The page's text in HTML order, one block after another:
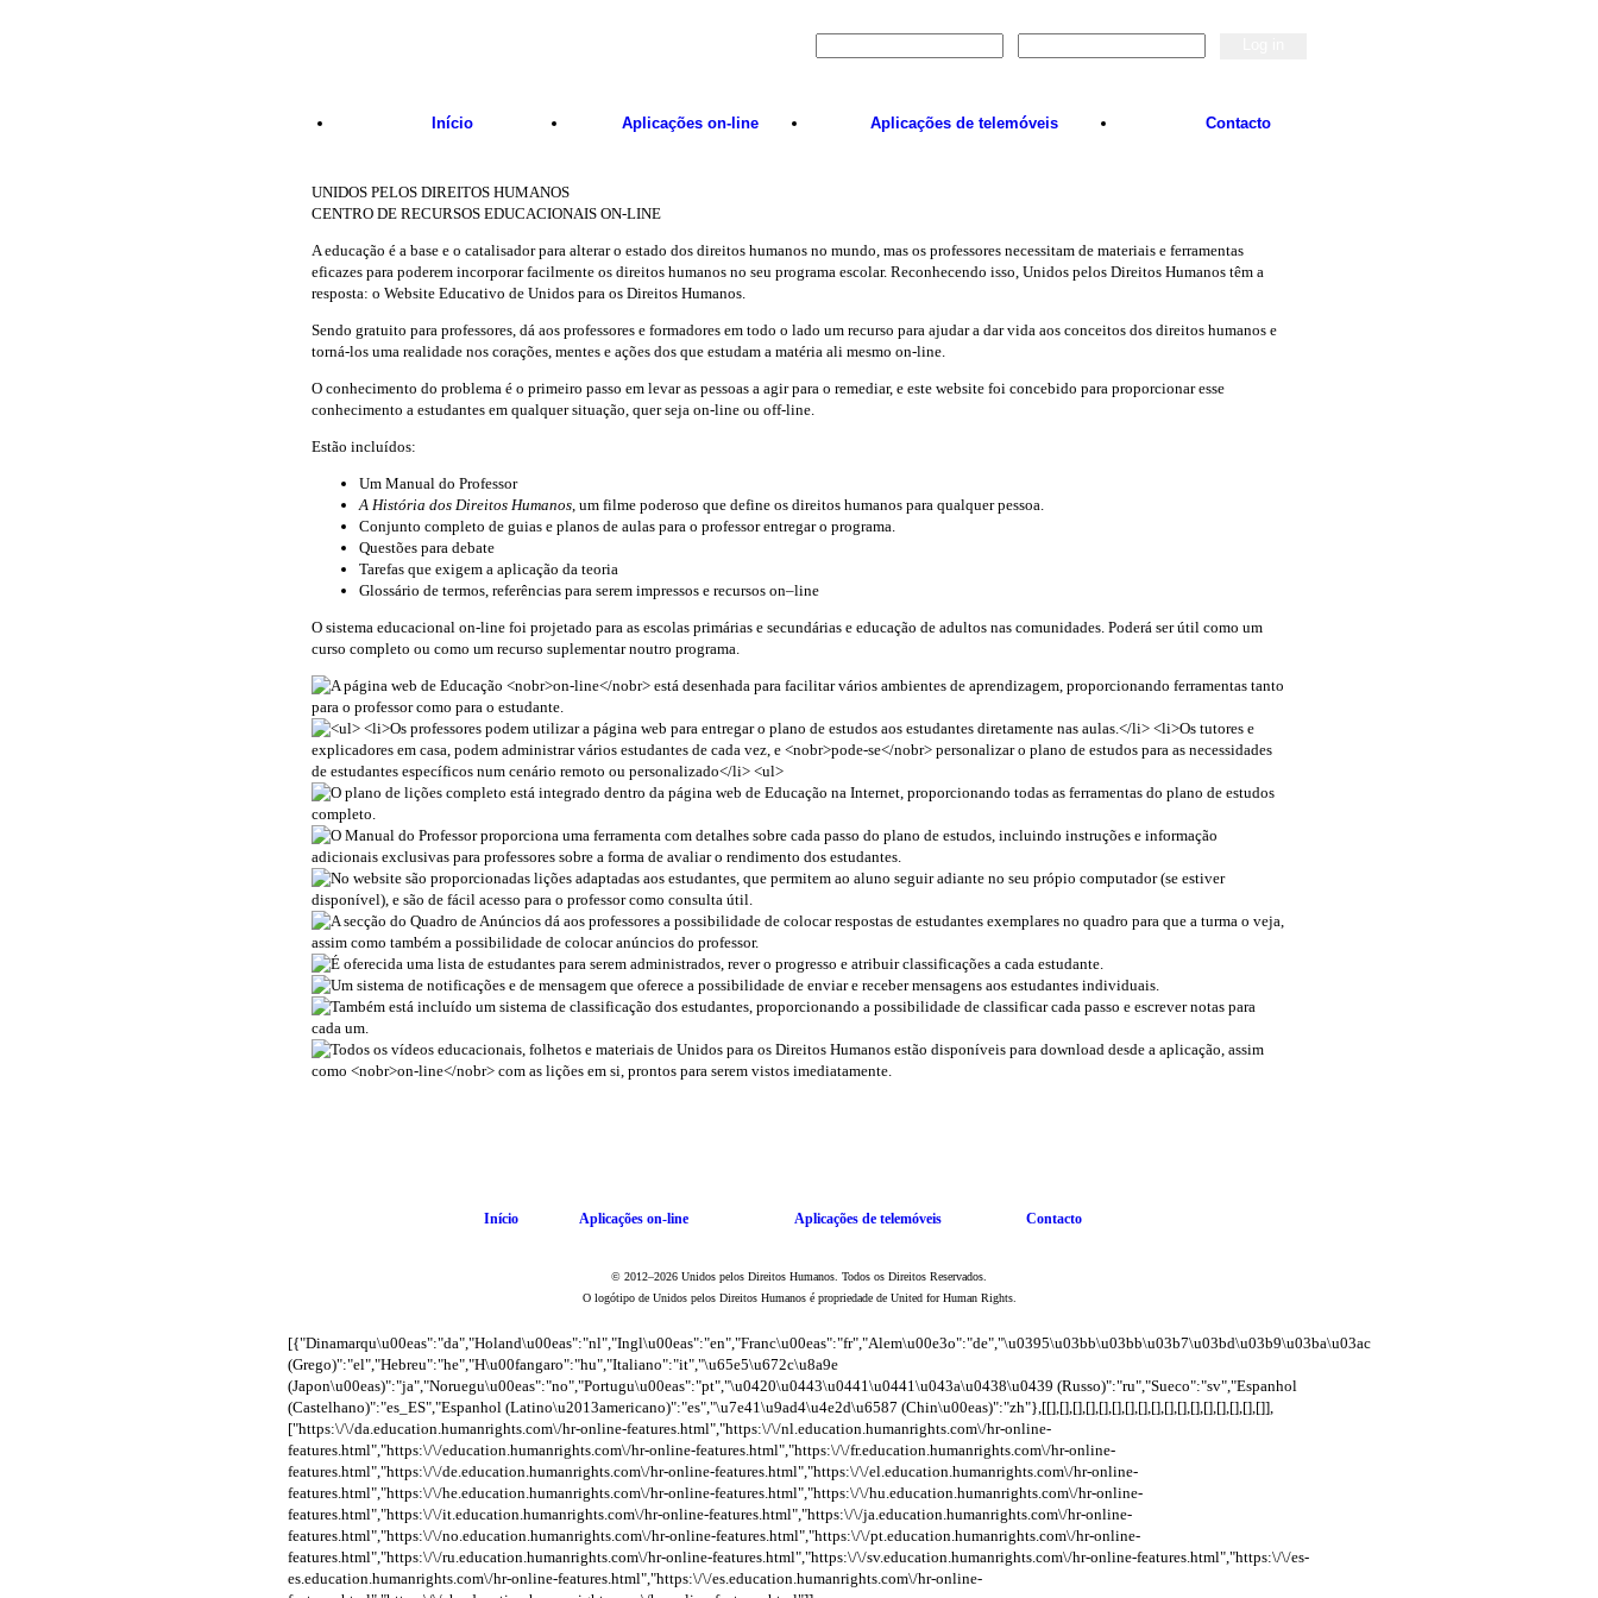
Início Aplicações on-line Aplicações de telemóveis Contacto
UNIDOS PELOS DIREITOS HUMANOS
CENTRO DE RECURSOS EDUCACIONAIS ON-LINE
A educação é a base e o catalisador para alterar o estado dos direitos humanos no mundo, mas os professores necessitam de materiais e ferramentas
eficazes para poderem incorporar facilmente os direitos humanos no seu programa escolar. Reconhecendo isso, Unidos pelos Direitos Humanos têm a
resposta: o Website Educativo de Unidos para os Direitos Humanos.
Sendo gratuito para professores, dá aos professores e formadores em todo o lado um recurso para ajudar a dar vida aos conceitos dos direitos humanos e
torná-los uma realidade nos corações, mentes e ações dos que estudam a matéria ali mesmo on-line.
O conhecimento do problema é o primeiro passo em levar as pessoas a agir para o remediar, e este website foi concebido para proporcionar esse
conhecimento a estudantes em qualquer situação, quer seja on-line ou off-line.
Estão incluídos:
Um Manual do Professor
A História dos Direitos Humanos, um filme poderoso que define os direitos humanos para qualquer pessoa.
Conjunto completo de guias e planos de aulas para o professor entregar o programa.
Questões para debate
Tarefas que exigem a aplicação da teoria
Glossário de termos, referências para serem impressos e recursos on–line
O sistema educacional on-line foi projetado para as escolas primárias e secundárias e educação de adultos nas comunidades. Poderá ser útil como um
curso completo ou como um recurso suplementar noutro programa.
Início Aplicações on-line Aplicações de telemóveis Contacto
© 2012–2026 Unidos pelos Direitos Humanos. Todos os Direitos Reservados.
O logótipo de Unidos pelos Direitos Humanos é propriedade de United for Human Rights.
[{"Dinamarqu\u00eas":"da","Holand\u00eas":"nl","Ingl\u00eas":"en","Franc\u00eas":"fr","Alem\u00e3o":"de","\u0395\u03bb\u03bb\u03b7\u03bd\u03b9\u03ba\u03ac
(Grego)":"el","Hebreu":"he","H\u00fangaro":"hu","Italiano":"it","\u65e5\u672c\u8a9e
(Japon\u00eas)":"ja","Noruegu\u00eas":"no","Portugu\u00eas":"pt","\u0420\u0443\u0441\u0441\u043a\u0438\u0439 (Russo)":"ru","Sueco":"sv","Espanhol
(Castelhano)":"es_ES","Espanhol (Latino\u2013americano)":"es","\u7e41\u9ad4\u4e2d\u6587 (Chin\u00eas)":"zh"},[[],[],[],[],[],[],[],[],[],[],[],[],[],[],[],[],[]],
["https:\/\/da.education.humanrights.com\/hr-online-features.html","https:\/\/nl.education.humanrights.com\/hr-online-
features.html","https:\/\/education.humanrights.com\/hr-online-features.html","https:\/\/fr.education.humanrights.com\/hr-online-
features.html","https:\/\/de.education.humanrights.com\/hr-online-features.html","https:\/\/el.education.humanrights.com\/hr-online-
features.html","https:\/\/he.education.humanrights.com\/hr-online-features.html","https:\/\/hu.education.humanrights.com\/hr-online-
features.html","https:\/\/it.education.humanrights.com\/hr-online-features.html","https:\/\/ja.education.humanrights.com\/hr-online-
features.html","https:\/\/no.education.humanrights.com\/hr-online-features.html","https:\/\/pt.education.humanrights.com\/hr-online-
features.html","https:\/\/ru.education.humanrights.com\/hr-online-features.html","https:\/\/sv.education.humanrights.com\/hr-online-features.html","https:\/\/es-
es.education.humanrights.com\/hr-online-features.html","https:\/\/es.education.humanrights.com\/hr-online-